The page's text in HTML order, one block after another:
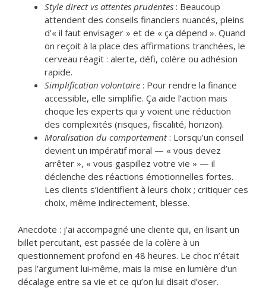
Style direct vs attentes prudentes : Beaucoup
attendent des conseils financiers nuancés, pleins
d’« il faut envisager » et de « ça dépend ». Quand
on reçoit à la place des affirmations tranchées, le
cerveau réagit : alerte, défi, colère ou adhésion
rapide.
Simplification volontaire : Pour rendre la finance
accessible, elle simplifie. Ça aide l’action mais
choque les experts qui y voient une réduction
des complexités (risques, fiscalité, horizon).
Moralisation du comportement: Lorsqu’un conseil
devient un impératif moral — « vous devez
arrêter », « vous gaspillez votre vie » — il
déclenche des réactions émotionnelles fortes.
Les clients s’identifient à leurs choix ; critiquer ces
choix, même indirectement, blesse.
Anecdote : j’ai accompagné une cliente qui, en lisant un
billet percutant, est passée de la colère à un
questionnement profond en 48 heures. Le choc n’était
pas l’argument lui‑même, mais la mise en lumière d’un
décalage entre sa vie et ce qu’on lui disait d’oser.